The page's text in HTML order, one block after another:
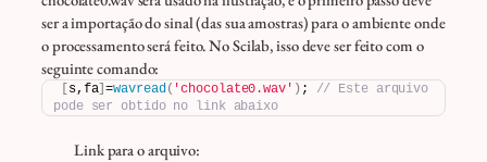
ser a importação do sinal (das sua amostras) para o ambiente onde
o processamento será feito. No Scilab, isso deve ser feito com o
seguinte comando:
s,fa]=wavread( 'chocolate0.wav' ) ;
// Este arquivo
pode ser obtido no link abaixo
Link para o arquivo: